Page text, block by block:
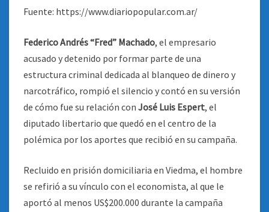
Fuente: https://www.diariopopular.com.ar/
Federico Andrés “Fred” Machado, el empresario
acusado y detenido por formar parte de una
estructura criminal dedicada al blanqueo de dinero y
narcotráfico, rompió el silencio y contó en su versión
de cómo fue su relación con José Luis Espert, el
diputado libertario que quedó en el centro de la
polémica por los aportes que recibió en su campaña.
Recluido en prisión domiciliaria en Viedma, el hombre
se refirió a su vínculo con el economista, al que le
aportó al menos US$200.000 durante la campaña